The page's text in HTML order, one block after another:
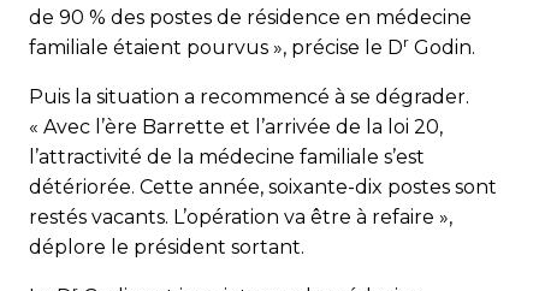
de 90 % des postes de résidence en médecine
familiale étaient pourvus », précise le Dr Godin.
Puis la situation a recommencé à se dégrader.
« Avec l’ère Barrette et l’arrivée de la loi 20,
l’attractivité de la médecine familiale s’est
détériorée. Cette année, soixante-dix postes sont
restés vacants. L’opération va être à refaire »,
déplore le président sortant.